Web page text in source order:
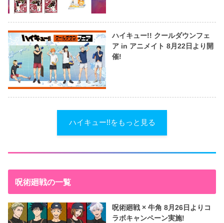
ハイキュー!! クールダウンフェ
ア in アニメイト 8月22日より開
催!
ハイキュー!!をもっと見る
呪術廻戦の一覧
呪術廻戦 × 牛角 8月26日よりコ
ラボキャンペーン実施!